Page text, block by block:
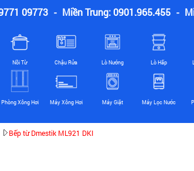
09773 - Miền Trung: 0901.965.455 -
Nồi Từ Chậu Rửa Lò Nướng Lò Hấp
Phòng Xông Hơi Máy Xông Hơi Máy Giặt Máy Lọc Nước
Bếp từ Dmestik ML921 DKI